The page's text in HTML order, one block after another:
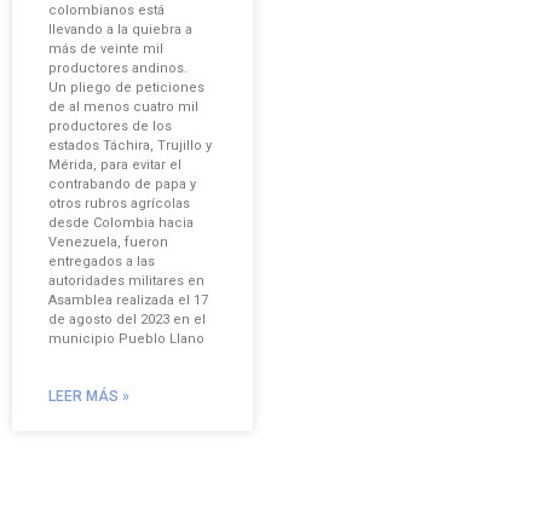
colombianos está
llevando a la quiebra a
más de veinte mil
productores andinos.
Un pliego de peticiones
de al menos cuatro mil
productores de los
estados Táchira, Trujillo y
Mérida, para evitar el
contrabando de papa y
otros rubros agrícolas
desde Colombia hacia
Venezuela, fueron
entregados a las
autoridades militares en
Asamblea realizada el 17
de agosto del 2023 en el
municipio Pueblo Llano
LEER MÁS »